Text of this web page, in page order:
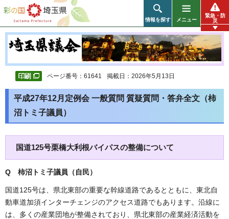
彩の国 埼玉県
情報を探す メニュー
緊急・防
災
ページ番号：61641 掲載日：2026年5月13日
平成27年12月定例会 一般質問 質疑質問・答弁全文（柿
沼トミ子議員）
国道125号栗橋大利根バイパスの整備について
Q 柿沼トミ子議員（自民）
国道125号は、県北東部の重要な幹線道路であるとともに、東北自
動車道加須インターチェンジのアクセス道路でもあります。沿線に
は、多くの産業団地が整備されており、県北東部の産業経済活動を